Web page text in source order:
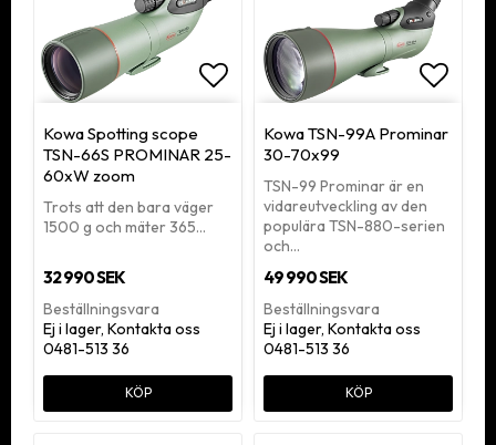
Lägg till i favoritlistan
Kowa Spotting scope
TSN-66S PROMINAR 25-
60xW zoom
Trots att den bara väger
1500 g och mäter 365…
32 990 SEK
Beställningsvara
Ej i lager, Kontakta oss
0481-513 36
KÖP
Kowa TSN-99A Prominar
30-70x99
TSN-99 Prominar är en
vidareutveckling av den
populära TSN-880-serien
och…
49 990 SEK
Beställningsvara
Ej i lager, Kontakta oss
0481-513 36
KÖP